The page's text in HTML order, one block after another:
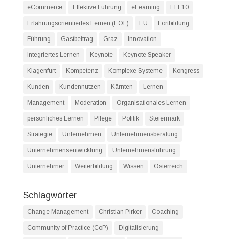
eCommerce Effektive Führung eLearning ELF10
Erfahrungsorientiertes Lernen (EOL) EU Fortbildung
Führung Gastbeitrag Graz Innovation
Integriertes Lernen Keynote Keynote Speaker
Klagenfurt Kompetenz Komplexe Systeme Kongress
Kunden Kundennutzen Kärnten Lernen
Management Moderation Organisationales Lernen
persönliches Lernen Pflege Politik Steiermark
Strategie Unternehmen Unternehmensberatung
Unternehmensentwicklung Unternehmensführung
Unternehmer Weiterbildung Wissen Österreich
Schlagwörter
Change Management Christian Pirker Coaching
Community of Practice (CoP) Digitalisierung